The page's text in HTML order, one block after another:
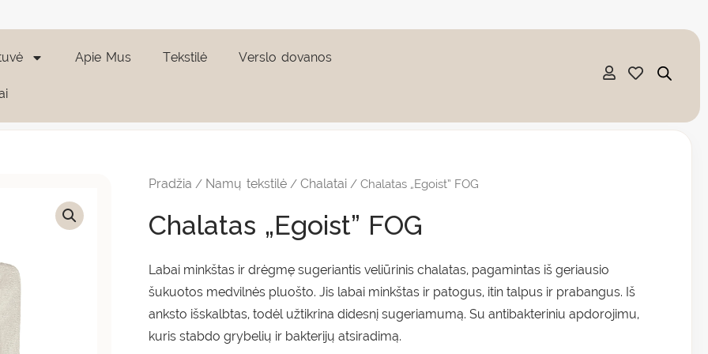
Apie Mus Tekstilė Verslo dovanos
Pradžia / Namų tekstilė /Chalatai / Chalatas „Egoist” FOG
Chalatas „Egoist” FOG
Labai minkštas ir drėgmę sugeriantis veliūrinis chalatas, pagamintas iš geriausio
šukuotos medvilnės pluošto. Jis labai minkštas ir patogus, itin talpus ir prabangus. Iš
anksto išskalbtas, todėl užtikrina didesnį sugeriamumą. Su antibakteriniu apdorojimu,
kuris stabdo grybelių ir bakterijų atsiradimą.
through
"Egoist"